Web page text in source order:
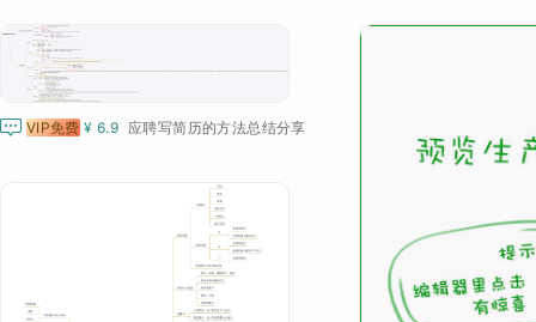
 VIP免费 ¥ 6.9 应聘写简历的方法总结分享